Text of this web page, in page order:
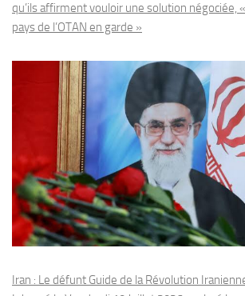
qu’ils affirment vouloir une solution négociée,
pays de l’OTAN en garde »
Iran : Le défunt Guide de la Révolution